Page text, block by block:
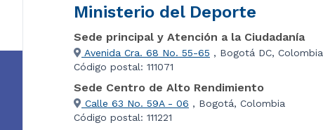
Ministerio del Deporte
Sede principal y Atención a la Ciudadanía
Avenida Cra. 68 No. 55-65 , Bogotá DC, Colombia
Código postal: 111071
Sede Centro de Alto Rendimiento
Calle 63 No. 59A - 06 , Bogotá, Colombia
Código postal: 111221